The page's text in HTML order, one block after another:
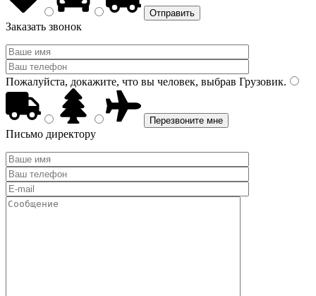
Заказать звонок
Пожалуйста, докажите, что вы человек, выбрав Грузовик.
Письмо директору